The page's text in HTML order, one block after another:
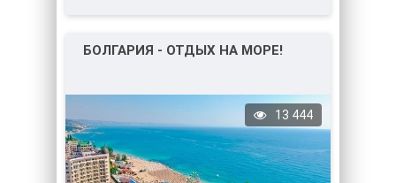
БОЛГАРИЯ - ОТДЫХ НА МОРЕ!
13 444